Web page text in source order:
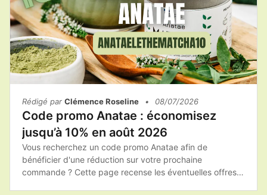
Rédigé par Clémence Roseline • 08/07/2026
Code promo Anatae : économisez
jusqu’à 10% en août 2026
Vous recherchez un code promo Anatae afin de
bénéficier d'une réduction sur votre prochaine
commande ? Cette page recense les éventuelles offres